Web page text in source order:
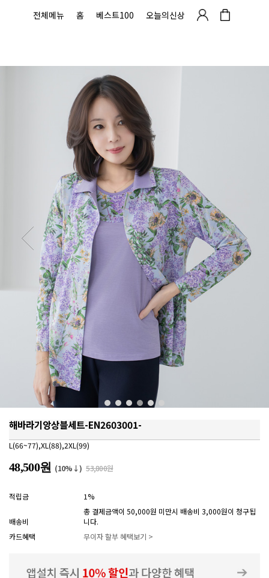
전체메뉴 홈 베스트100 오늘의신상
해바라기앙상블세트-EN2603001-
L(66~77),XL(88),2XL(99)
48,500원 (10%↓) 53,800원
적립금 1%
배송비
총 결제금액이 50,000원 미만시 배송비 3,000원이 청구됩
니다.
카드혜택
무이자 할부 혜택보기 >